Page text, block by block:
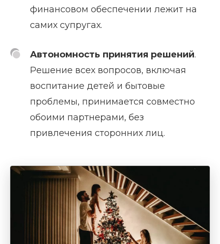
финансовом обеспечении лежит на
самих супругах.
Автономность принятия решений.
Решение всех вопросов, включая
воспитание детей и бытовые
проблемы, принимается совместно
обоими партнерами, без
привлечения сторонних лиц.